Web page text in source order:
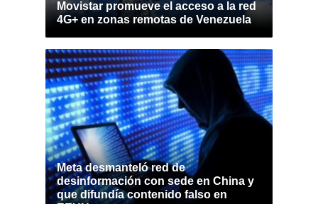
Movistar promueve el acceso a la red
4G+ en zonas remotas de Venezuela
Meta desmanteló red de
desinformación con sede en China y
que difundía contenido falso en